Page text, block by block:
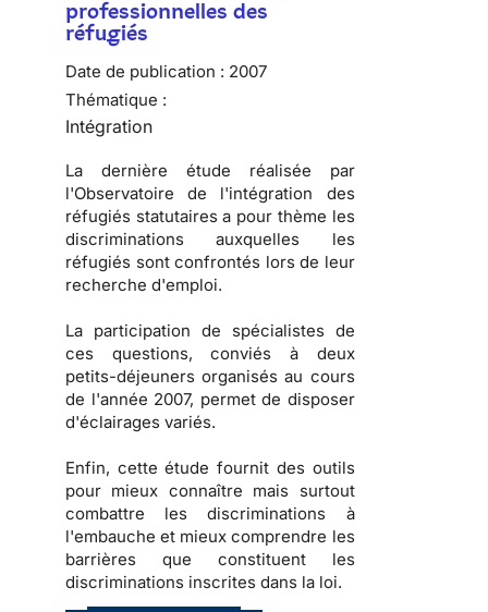
professionnelles des
réfugiés
Date de publication : 2007
Thématique :
Intégration
La dernière étude réalisée par
l'Observatoire de l'intégration des
réfugiés statutaires a pour thème les
discriminations auxquelles les
réfugiés sont confrontés lors de leur
recherche d'emploi.
La participation de spécialistes de
ces questions, conviés à deux
petits-déjeuners organisés au cours
de l'année 2007, permet de disposer
d'éclairages variés.
Enfin, cette étude fournit des outils
pour mieux connaître mais surtout
combattre lesdiscriminations à
l'embauche et mieux comprendre les
barrières que constituent les
discriminations inscrites dans la loi.